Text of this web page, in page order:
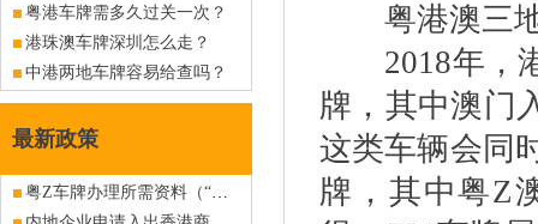
粤港车牌需多久过关一次？
港珠澳车牌深圳怎么走？
中港两地车牌容易给查吗？
最新政策
粤Z车牌办理所需资料（“三来一补”企业）（旧政策已作废，仅供查阅）
粤港澳三地
2018年，港
牌，其中澳门
这类车辆会同
牌，其中粤Z